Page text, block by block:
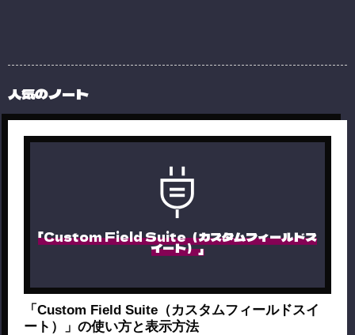
人気のノート
「Custom Field Suite（カスタムフィールドス
イート）」
「Custom Field Suite（カスタムフィールドスイ
ート）」の使い方と表示方法